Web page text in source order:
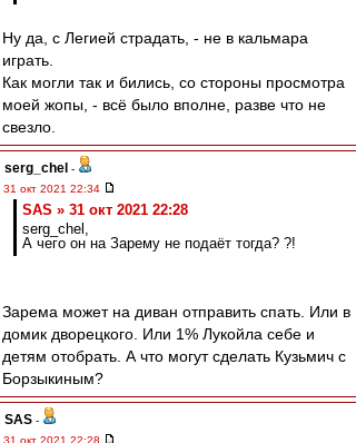
Ну да, с Легией страдать, - не в кальмара
играть.
Как могли так и бились, со стороны просмотра
моей жопы, - всё было вполне, разве что не
свезло.
serg_chel -
31 окт 2021 22:34
SAS » 31 окт 2021 22:28
serg_chel,
А чего он на Зарему не подаёт тогда? ?!
Зарема может на диван отправить спать. Или в
домик дворецкого. Или 1% Лукойла себе и
детям отобрать. А что могут сделать Кузьмич с
Борзыкиным?
SAS -
31 окт 2021 22:28